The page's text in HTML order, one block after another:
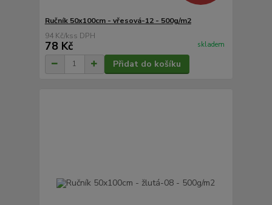
Ručník 50x100cm - vřesová-12 - 500g/m2
94 Kč/ks
78 Kč skladem
Přidat do košíku